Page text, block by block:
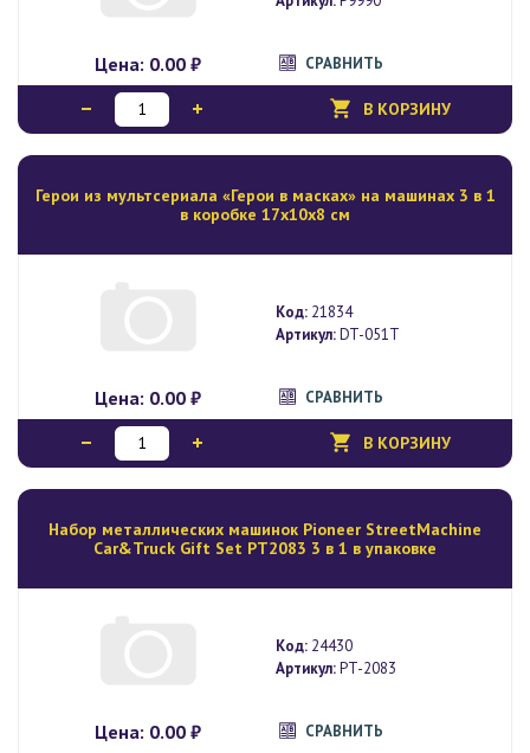
Цена: 0.00 ₽ СРАВНИТЬ
В КОРЗИНУ
Герои из мультсериала «Герои в масках» на машинах 3 в 1
в коробке 17х10х8 см
Цена: 0.00 ₽
Код: 21834
Артикул:DT-051T
СРАВНИТЬ
В КОРЗИНУ
Набор металлических машинок Pioneer StreetMachine
Car&Truck Gift Set PT2083 3 в 1 в упаковке
Цена: 0.00 ₽
Код: 24430
Артикул:PT-2083
СРАВНИТЬ